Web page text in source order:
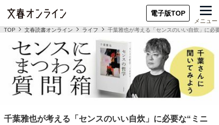
電子版TOP
メニュー
TOP 文春読書オンライン ライフ 千葉雅也が考える「センスのいい自炊」に必
千葉雅也が考える「センスのいい自炊」に必要な“ミニ